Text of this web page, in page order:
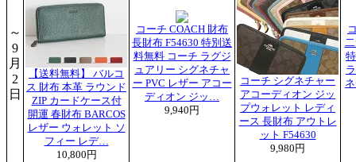
～
9
月
2
日
【送料無料】 バルコ
ス 財布 本革 ラウンド
ZIP カードケース付
開運 春財布 BARCOS
レザー ウォレット ソ
フィー レデ…
10,800円
コーチ COACH 財布
長財布 F54630 特別送
料無料 コーチ ラグジ
ュアリー シグネチャ
ー PVC レザー アコー
ディオン ジッ…
9,940円
コーチ シグネチャー
アコーディオン ジッ
プウォレット レディ
ース 長財布 アウトレ
ット F54630
9,980円